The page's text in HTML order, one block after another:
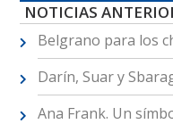
NOTICIAS
Belgrano para los
Darín, Suar y
Ana Frank. Un